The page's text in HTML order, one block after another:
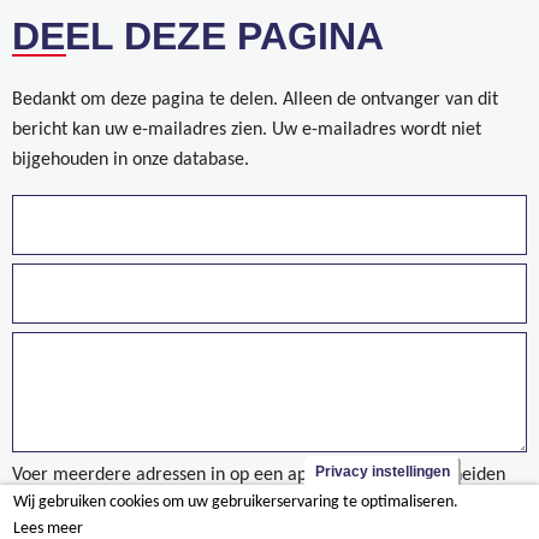
DEEL DEZE PAGINA
Bedankt om deze pagina te delen. Alleen de ontvanger van dit
bericht kan uw e-mailadres zien. Uw e-mailadres wordt niet
bijgehouden in onze database.
Voer meerdere adressen in op een aparte regels of gescheiden
door een komma.
Privacy instellingen
Wij gebruiken cookies om uw gebruikerservaring te optimaliseren.
Lees meer